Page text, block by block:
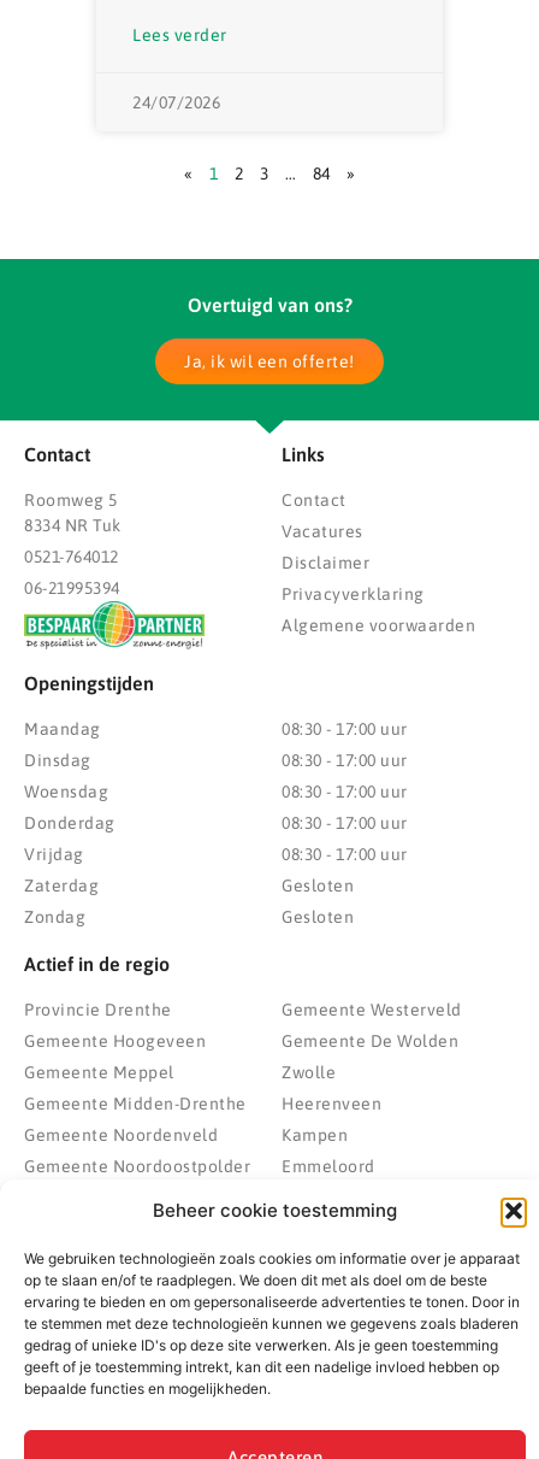
Beheer cookie toestemming
We gebruiken technologieën zoals cookies om informatie over je apparaat
op te slaan en/of te raadplegen. We doen dit met als doel om de beste
ervaring te bieden en om gepersonaliseerde advertenties te tonen. Door in
te stemmen met deze technologieën kunnen we gegevens zoals bladeren
gedrag of unieke ID's op deze site verwerken. Als je geen toestemming
geeft of je toestemming intrekt, kan dit een nadelige invloed hebben op
bepaalde functies en mogelijkheden.
Lees verder
24/07/2026
« 1 2 3 … 84 »
Overtuigd van ons?
Ja, ik wil een offerte!
Contact
Roomweg 5
8334 NR Tuk
0521-764012
06-21995394
Links
Contact
Vacatures
Disclaimer
Privacyverklaring
Algemene voorwaarden
Openingstijden
Maandag
Dinsdag
Woensdag
Donderdag
Vrijdag
Zaterdag
Zondag
08:30 - 17:00 uur
08:30 - 17:00 uur
08:30 - 17:00 uur
08:30 - 17:00 uur
08:30 - 17:00 uur
Gesloten
Gesloten
Actief in de regio
Provincie Drenthe
Gemeente Hoogeveen
Gemeente Meppel
Gemeente Midden-Drenthe
Gemeente Noordenveld
Gemeente Noordoostpolder
Gemeente Westerveld
Gemeente De Wolden
Zwolle
Heerenveen
Kampen
Emmeloord
© 2022 - 2026 BespaarPartner | Alle rechten voorbehouden